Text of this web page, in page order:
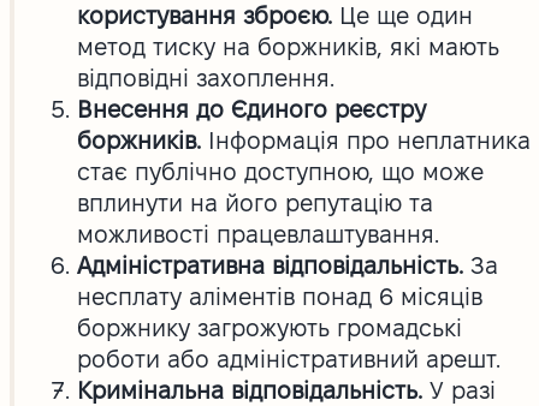
користування зброєю.Це ще один
метод тиску на боржників, які мають
відповідні захоплення.
Внесення до Єдиного реєстру
боржників.Інформація про неплатника
стає публічно доступною, що може
вплинути на його репутацію та
можливості працевлаштування.
Адміністративна відповідальність.За
несплату аліментів понад 6 місяців
боржнику загрожують громадські
роботи або адміністративний арешт.
Кримінальна відповідальність. У разі